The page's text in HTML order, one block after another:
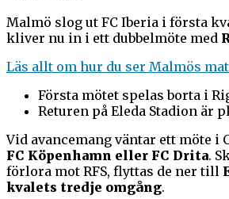
Malmö slog ut FC Iberia i första
kliver nu in i ett dubbelmöte med
Läs allt om hur du ser Malmös
Första mötet spelas borta i
Returen på Eleda Stadion är
Vid avancemang väntar ett möte i
FC Köpenhamn eller FC Drita.
förlora mot RFS, flyttas de ner till
kvalets tredje omgång.